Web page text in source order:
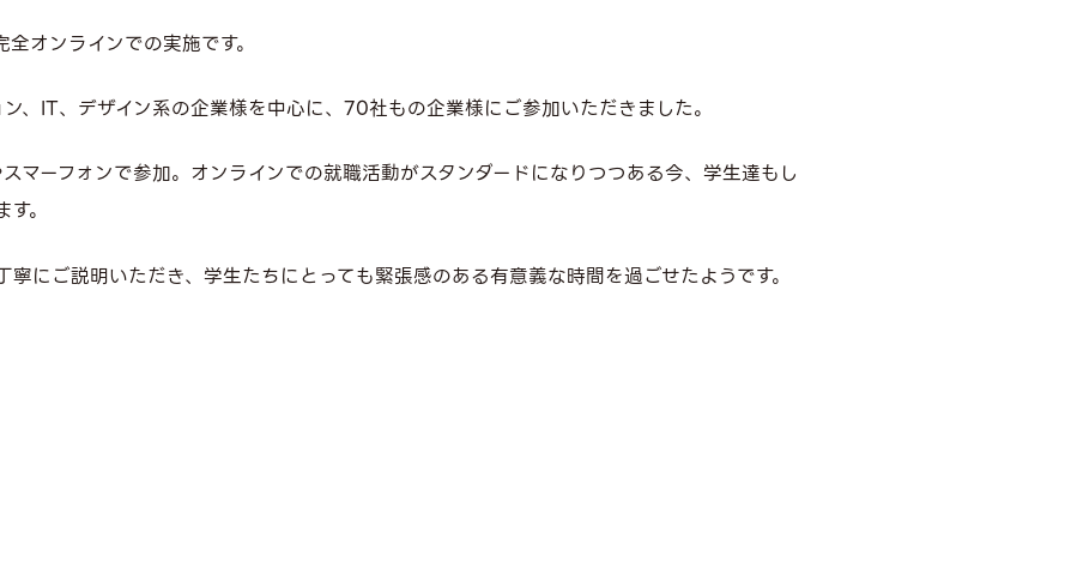
オンラインでの実施です。
、IT、デザイン系の企業様を中心に、70社もの企業様にご参加いただきました。
マーフォンで参加。オンラインでの就職活動がスタンダードになりつつある今、学生達もし
。
にご説明いただき、学生たちにとっても緊張感のある有意義な時間を過ごせたようです。